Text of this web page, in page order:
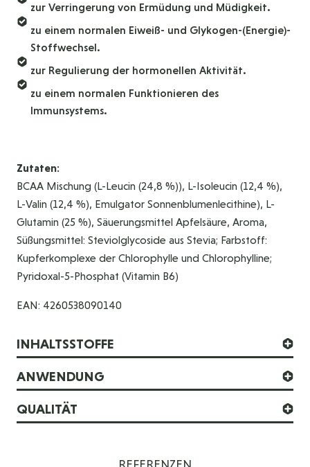
zur Verringerung von Ermüdung und Müdigkeit.
zu einem normalen Eiweiß- und Glykogen-(Energie)-
Stoffwechsel.
zur Regulierung der hormonellen Aktivität.
zu einem normalen Funktionieren des
Immunsystems.
Zutaten:
BCAA Mischung (L-Leucin (24,8 %)), L-Isoleucin (12,4 %),
L-Valin (12,4 %), Emulgator Sonnenblumenlecithine), L-
Glutamin (25 %), Säuerungsmittel Apfelsäure, Aroma,
Süßungsmittel: Steviolglycoside aus Stevia; Farbstoff:
Kupferkomplexe der Chlorophylle und Chlorophylline;
Pyridoxal-5-Phosphat (Vitamin B6)
EAN: 4260538090140
INHALTSSTOFFE
ANWENDUNG
QUALITÄT
REFERENZEN